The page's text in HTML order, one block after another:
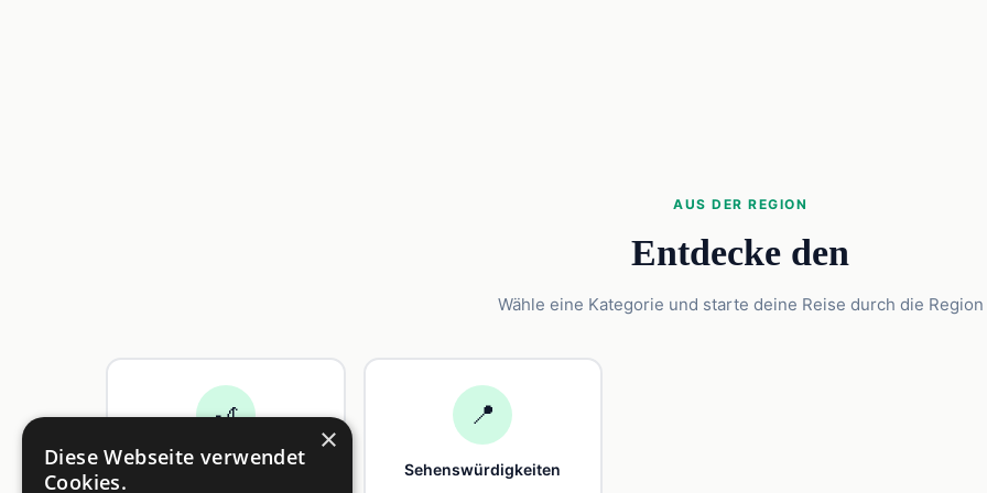
AUS DER REGION
Entdecke den
Wähle eine Kategorie und starte deine Reise durch die Region
🎢
Freizeit
📍
Sehenswürdigkeiten
×
Diese Webseite verwendet
Cookies.